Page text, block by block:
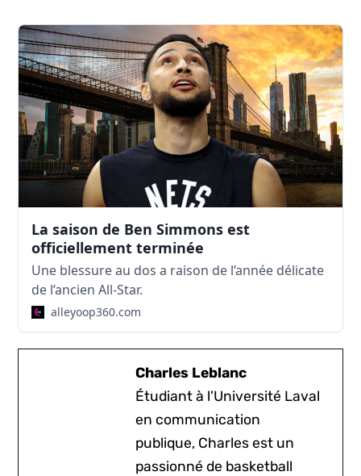
La saison de Ben Simmons est
officiellement terminée
Une blessure au dos a raison de l’année délicate
de l’ancien All-Star.
alleyoop360.com
Charles Leblanc
Étudiant à l'Université Laval
en communication
publique, Charles est un
passionné de basketball